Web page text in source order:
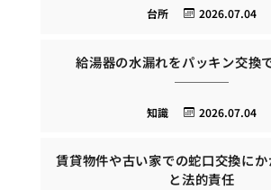
2026.07.04
台所
給湯器の水漏れをパッキン交換
2026.07.04
知識
賃貸物件や古い家での蛇口交換に
と法的責任